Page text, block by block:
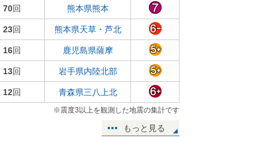
70回 熊本県熊本
23回 熊本県天草・芦北
16回 鹿児島県薩摩
13回 岩手県内陸北部
12回 青森県三八上北
※震度3以上を観測した地震の集計です
もっと見る